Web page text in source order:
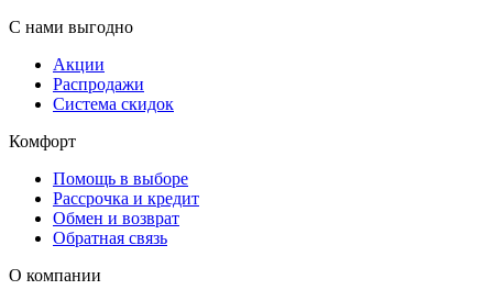
С нами выгодно
Акции
Распродажи
Система скидок
Комфорт
Помощь в выборе
Рассрочка и кредит
Обмен и возврат
Обратная связь
О компании